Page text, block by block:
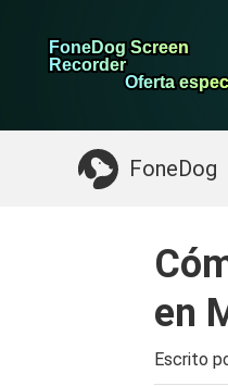
FoneDog Screen
Recorder
FoneDog Screen
Recorder
Oferta
Oferta
FoneDog
Limpiador de iPhone
Algo que puede
en
Escrito